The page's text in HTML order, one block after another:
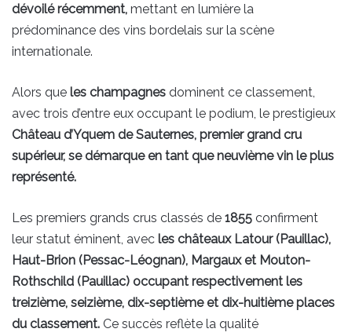
dévoilé récemment, mettant en lumière la
prédominance des vins bordelais sur la scène
internationale.
Alors que les champagnes dominent ce classement,
avec trois d’entre eux occupant le podium, le prestigieux
Château d’Yquem de Sauternes, premier grand cru
supérieur, se démarque en tant que neuvième vin le plus
représenté.
Les premiers grands crus classés de 1855 confirment
leur statut éminent, avec les châteaux Latour (Pauillac),
Haut-Brion (Pessac-Léognan), Margaux et Mouton-
Rothschild (Pauillac) occupant respectivement les
treizième, seizième, dix-septième et dix-huitième places
du classement. Ce succès reflète la qualité